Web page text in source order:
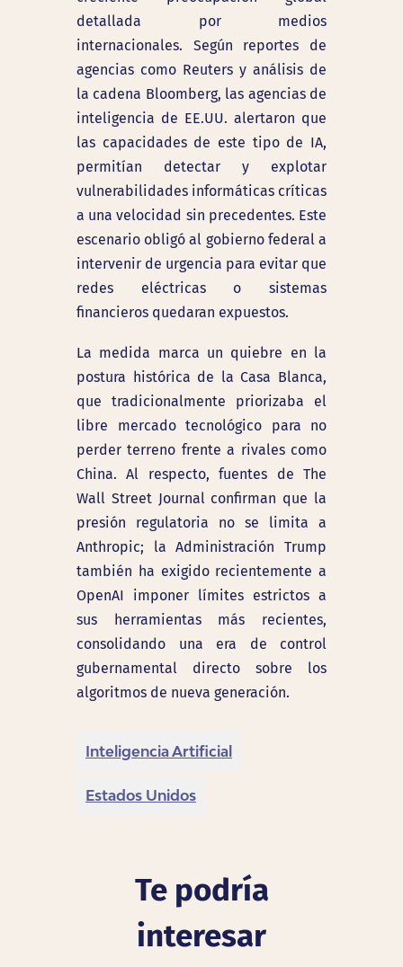
detallada por medios
internacionales. Según reportes de
agencias como Reuters y análisis de
la cadena Bloomberg, las agencias de
inteligencia de EE.UU. alertaron que
las capacidades de este tipo de IA,
permitían detectar y explotar
vulnerabilidades informáticas críticas
a una velocidad sin precedentes. Este
escenario obligó al gobierno federal a
intervenir de urgencia para evitar que
redes eléctricas o sistemas
financieros quedaran expuestos.
La medida marca un quiebre en la
postura histórica de la Casa Blanca,
que tradicionalmente priorizaba el
libre mercado tecnológico para no
perder terreno frente a rivales como
China. Al respecto, fuentes de The
Wall Street Journal confirman que la
presión regulatoria no se limita a
Anthropic; la Administración Trump
también ha exigido recientemente a
OpenAI imponer límites estrictos a
sus herramientas más recientes,
consolidando una era de control
gubernamental directo sobre los
algoritmos de nueva generación.
Inteligencia Artificial
Estados Unidos
Te podría
interesar